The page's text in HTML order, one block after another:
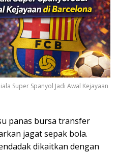
Super Spanyol Jadi Awal Kejayaan
panas bursa transfer
jagat sepak bola.
dikaitkan dengan